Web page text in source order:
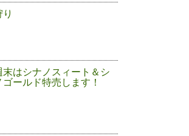
末はシナノスィート＆シ
ゴールド特売します！